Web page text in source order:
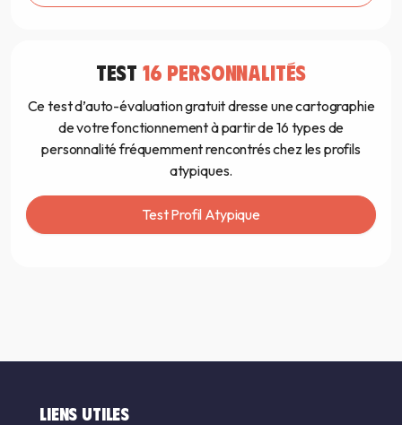
TEST 16 PERSONNALITÉS
Ce test d’auto-évaluation gratuit dresse une cartographie
de votre fonctionnement à partir de 16 types de
personnalité fréquemment rencontrés chez les profils
atypiques.
Test Profil Atypique
LIENS UTILES